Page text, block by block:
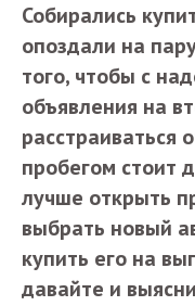
Собирались
опоздали на
того, чтобы с
объявления на
расстраиваться
пробегом стоит
лучше открыть
выбрать новый
купить его на
давайте и